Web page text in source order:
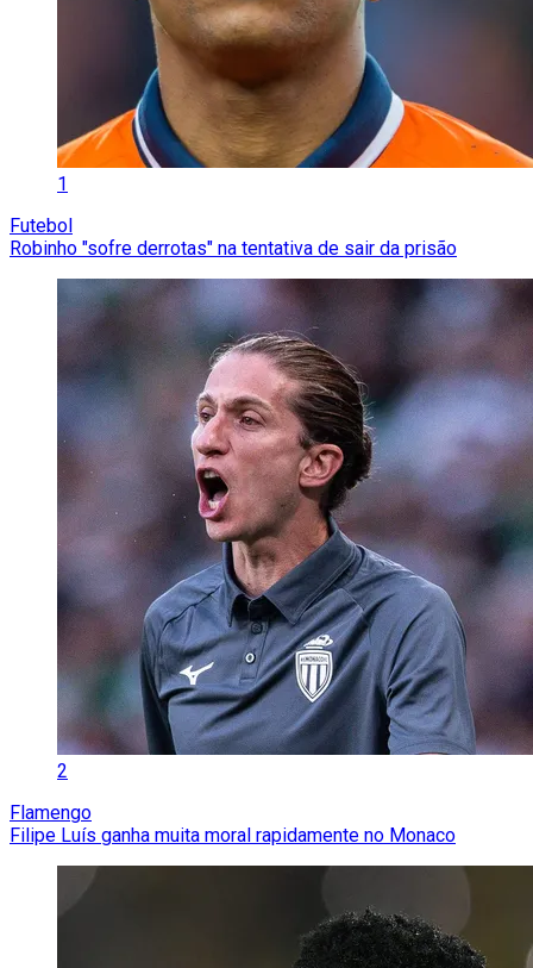
1
Futebol
Robinho "sofre derrotas" na tentativa de sair da prisão
2
Flamengo
Filipe Luís ganha muita moral rapidamente no Monaco